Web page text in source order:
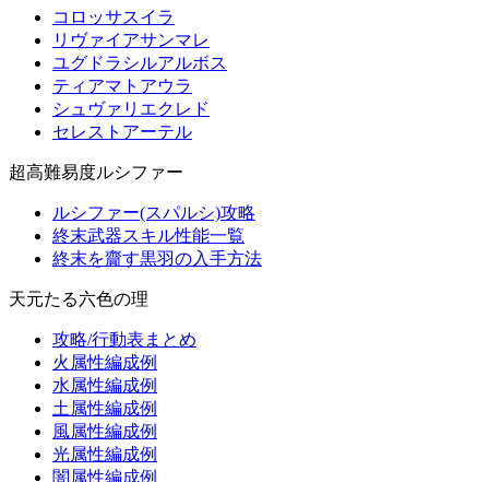
コロッサスイラ
リヴァイアサンマレ
ユグドラシルアルボス
ティアマトアウラ
シュヴァリエクレド
セレストアーテル
超高難易度ルシファー
ルシファー(スパルシ)攻略
終末武器スキル性能一覧
終末を齎す黒羽の入手方法
天元たる六色の理
攻略/行動表まとめ
火属性編成例
水属性編成例
土属性編成例
風属性編成例
光属性編成例
闇属性編成例